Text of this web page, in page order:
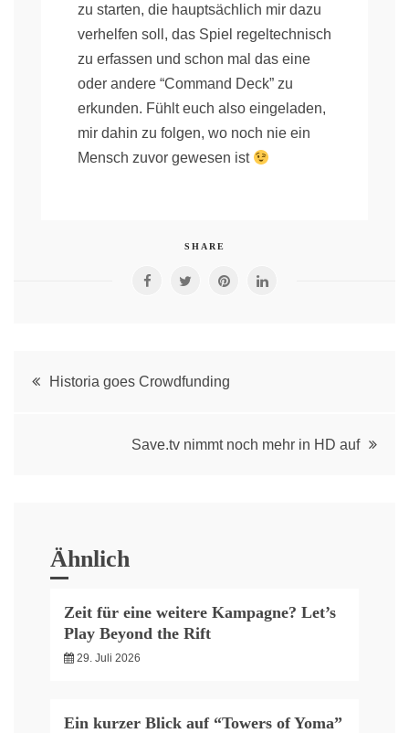
zu starten, die hauptsächlich mir dazu
verhelfen soll, das Spiel regeltechnisch
zu erfassen und schon mal das eine
oder andere “Command Deck” zu
erkunden. Fühlt euch also eingeladen,
mir dahin zu folgen, wo noch nie ein
Mensch zuvor gewesen ist
SHARE
PostHistoria goes Crowdfunding
Save.tv nimmt noch mehr in HD auf
Ähnlich
Zeit für eine weitere Kampagne? Let’s
Play Beyond the Rift
29. Juli 2026
Ein kurzer Blick auf “Towers of Yoma”